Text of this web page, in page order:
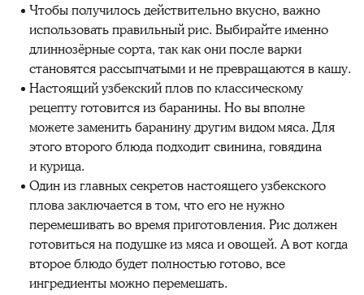
Чтобы получилось действительно вкусно, важно
использовать правильный рис. Выбирайте именно
длиннозёрные сорта, так как они после варки
становятся рассыпчатыми и не превращаются в кашу.
Настоящий узбекский плов по классическому
рецепту готовится из баранины. Но вы вполне
можете заменить баранину другим видом мяса. Для
этого второго блюда подходит свинина, говядина
и курица.
Один из главных секретов настоящего узбекского
плова заключается в том, что его не нужно
перемешивать во время приготовления. Рис должен
готовиться на подушке из мяса и овощей. А вот когда
второе блюдо будет полностью готово, все
ингредиенты можно перемешать.